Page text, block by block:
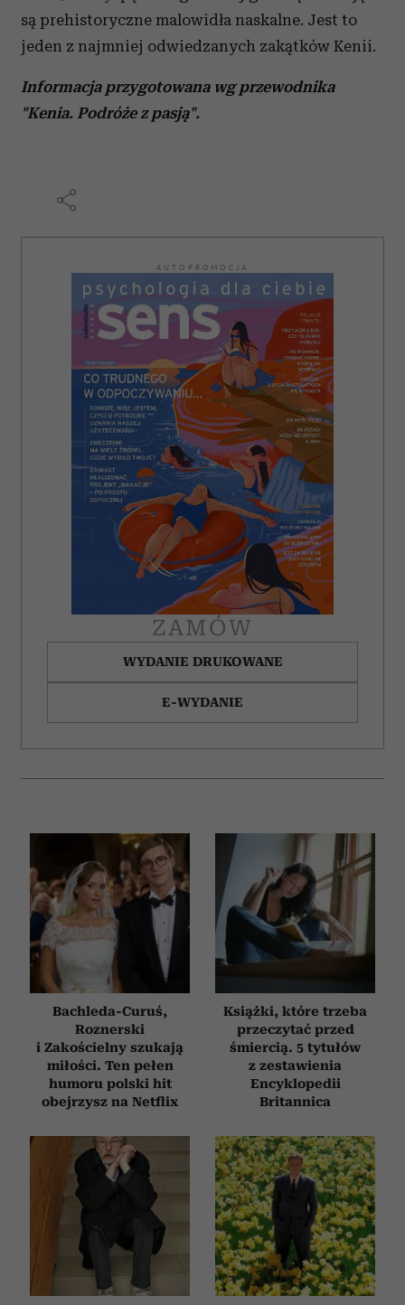
są prehistoryczne malowidła naskalne. Jest to
jeden z najmniej odwiedzanych zakątków Kenii.
Informacja przygotowana wg przewodnika
"Kenia. Podróże z pasją".
AUTOPROMOCJA
ZAMÓW
WYDANIE DRUKOWANE
E-WYDANIE
Bachleda-Curuś,
Roznerski
i Zakościelny szukają
miłości. Ten pełen
humoru polski hit
obejrzysz na Netflix
Książki, które trzeba
przeczytać przed
śmiercią. 5 tytułów
z zestawienia
Encyklopedii
Britannica